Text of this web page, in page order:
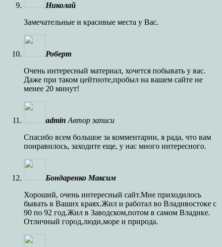
Николай
Замечательные и красивые места у Вас.
Роберт
Очень интересный материал, хочется побывать у вас.
Даже при таком цейтноте,пробыл на вашем сайте не
менее 20 минут!
admin Автор записи
Спасибо всем большое за комментарии, я рада, что вам
понравилось, заходите еще, у нас много интересного.
Бондаренко Максим
Хороший, очень интересный сайт.Мне приходилось
бывать в Ваших краях.Жил и работал во Владивостоке с
90 по 92 год.Жил в Заводском,потом в самом Владике.
Отличный город,люди,море и природа.